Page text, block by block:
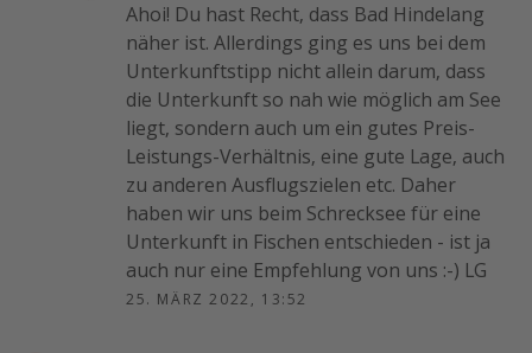
Ahoi! Du hast Recht, dass Bad Hindelang
näher ist. Allerdings ging es uns bei dem
Unterkunftstipp nicht allein darum, dass
die Unterkunft so nah wie möglich am See
liegt, sondern auch um ein gutes Preis-
Leistungs-Verhältnis, eine gute Lage, auch
zu anderen Ausflugszielen etc. Daher
haben wir uns beim Schrecksee für eine
Unterkunft in Fischen entschieden - ist ja
auch nur eine Empfehlung von uns :-) LG
25. MÄRZ 2022, 13:52